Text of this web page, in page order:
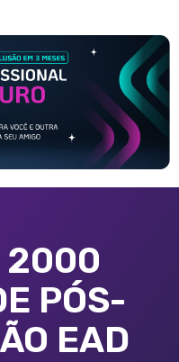
2000
PÓS-
EAD